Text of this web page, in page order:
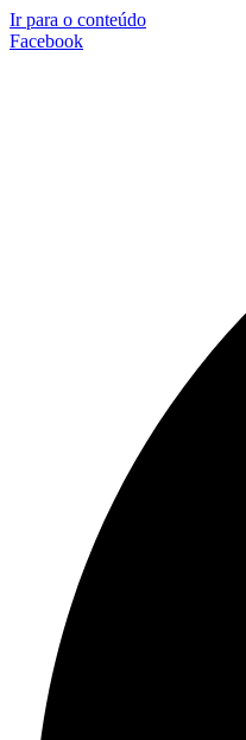
Ir para o conteúdo
Facebook